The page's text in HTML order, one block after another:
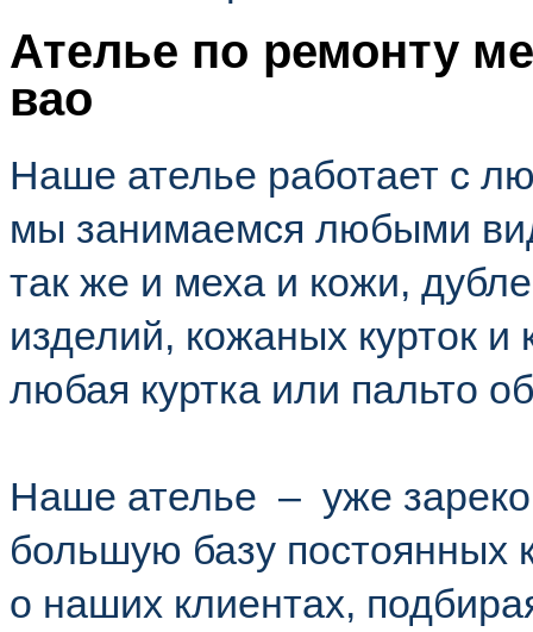
Ателье по ремонту
вао
Наше ателье работает с
мы занимаемся любыми
так же и меха и кожи,
изделий, кожаных курток
любая куртка или пальто
Наше ателье – уже
большую базу постоянных
о наших клиентах,